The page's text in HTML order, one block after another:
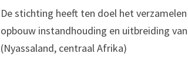
De stichting heeft ten doel het
opbouw instandhouding en uitbreiding
(Nyassaland, centraal Afrika)